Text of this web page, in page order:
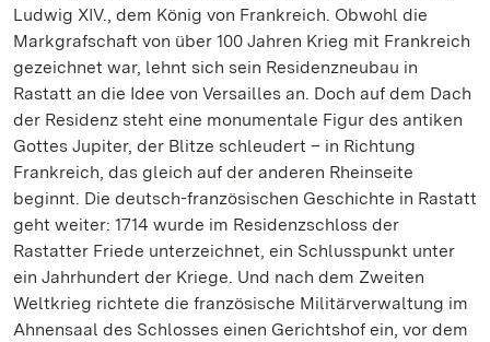
Ludwig XIV., dem König von Frankreich. Obwohl die
Markgrafschaft von über 100 Jahren Krieg mit Frankreich
gezeichnet war, lehnt sich sein Residenzneubau in
Rastatt an die Idee von Versailles an. Doch auf dem Dach
der Residenz steht eine monumentale Figur des antiken
Gottes Jupiter, der Blitze schleudert – in Richtung
Frankreich, das gleich auf der anderen Rheinseite
beginnt. Die deutsch-französischen Geschichte in Rastatt
geht weiter: 1714 wurde im Residenzschloss der
Rastatter Friede unterzeichnet, ein Schlusspunkt unter
ein Jahrhundert der Kriege. Und nach dem Zweiten
Weltkrieg richtete die französische Militärverwaltung im
Ahnensaal des Schlosses einen Gerichtshof ein, vor dem